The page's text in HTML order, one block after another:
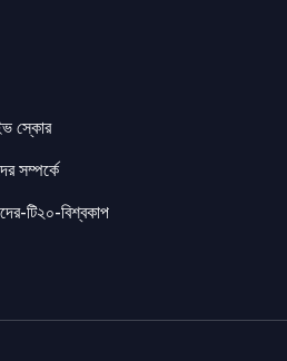
স্কোর
সম্পর্কে
টি২০-বিশ্বকাপ